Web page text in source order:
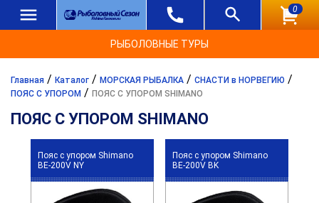
0
РЫБОЛОВНЫЕ ТУРЫ
Главная / Каталог / МОРСКАЯ РЫБАЛКА / СНАСТИ в НОРВЕГИЮ /
ПОЯС С УПОРОМ / ПОЯС С УПОРОМ SHIMANO
ПОЯС С УПОРОМ SHIMANO
Пояс с упором Shimano
BE-200V NY
Пояс с упором Shimano
BE-200V BK